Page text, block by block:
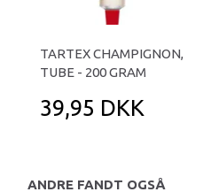
TARTEX CHAMPIGNON,
TUBE - 200 GRAM
39,95 DKK
ANDRE FANDT OGSÅ